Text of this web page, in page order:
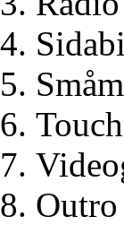
Småm
Outro